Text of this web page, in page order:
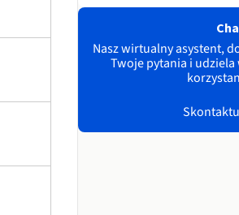
Nasz wirtualny asystent,
Twoje pytania i